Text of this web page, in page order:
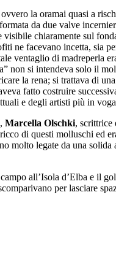
la oramai quasi a
da due valve
chiaramente sul
ne facevano incetta, sia
ventaglio di madreperla
non si intendeva solo il
la rena; si trattava di
fatto costruire
e degli artisti più in
Marcella Olschki, scrittrice
di questi molluschi ed
molto legate da una
all’Isola d’Elba e il
per lasciare